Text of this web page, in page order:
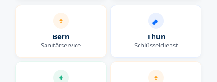
Bern
Sanitärservice
Thun
Schlüsseldienst